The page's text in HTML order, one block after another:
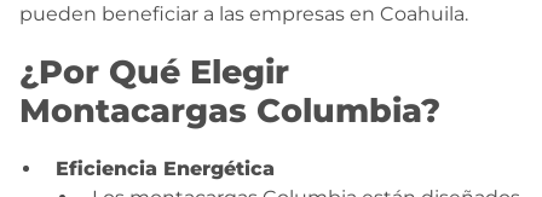
pueden beneficiar a las empresas en Coahuila.
¿Por Qué Elegir
Montacargas Columbia?
Eficiencia Energética